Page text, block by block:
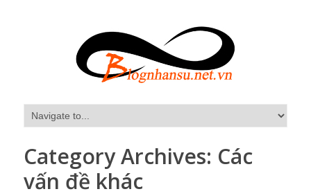
Category Archives: Các
vấn đề khác